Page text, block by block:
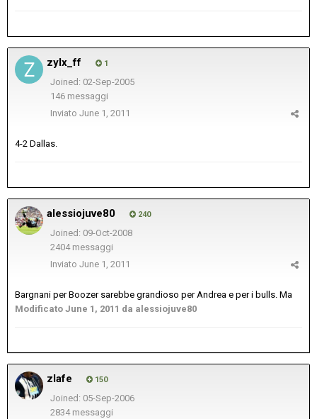
zylx_ff 1
Joined: 02-Sep-2005
146 messaggi
Inviato June 1, 2011
4-2 Dallas.
alessiojuve80 240
Joined: 09-Oct-2008
2404 messaggi
Inviato June 1, 2011
Bargnani per Boozer sarebbe grandioso per Andrea e per i bulls. Ma
Modificato June 1, 2011 da alessiojuve80
zlafe 150
Joined: 05-Sep-2006
2834 messaggi